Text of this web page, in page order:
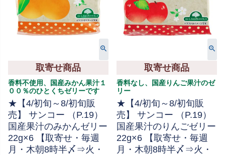
取寄せ商品
香料不使用、国産みかん果汁１
００％のひとくちゼリーです
★【4/初旬～8/初旬販
売】 サンコー （P.19）
国産果汁のみかんゼリー
22g×6 【取寄せ・毎週
月・木朝8時半〆⇒火・
取寄せ商品
香料なし、国産りんご果汁のゼ
リー
★【4/初旬～8/初旬販
売】 サンコー （P.19）
国産果汁のりんごゼリー
22g×6 【取寄せ・毎週
月・木朝8時半〆⇒火・